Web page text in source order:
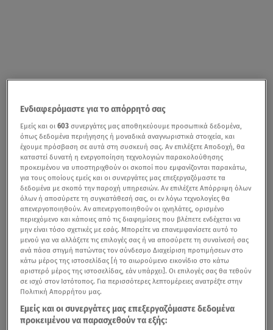
Ενδιαφερόμαστε για το απόρρητό σας
Εμείς και οι603 συνεργάτες μας αποθηκεύουμε προσωπικά δεδομένα,
όπως δεδομένα περιήγησης ή μοναδικά αναγνωριστικά στοιχεία, και
έχουμε πρόσβαση σε αυτά στη συσκευή σας. Αν επιλέξετε Αποδοχή, θα
καταστεί δυνατή η ενεργοποίηση τεχνολογιών παρακολούθησης
προκειμένου να υποστηριχθούν οι σκοποί που εμφανίζονται παρακάτω,
για τους οποίους εμείς και οι συνεργάτες μας επεξεργαζόμαστε τα
δεδομένα με σκοπό την παροχή υπηρεσιών. Αν επιλέξετε Απόρριψη όλων
όλων ή αποσύρετε τη συγκατάθεσή σας, οι εν λόγω τεχνολογίες θα
απενεργοποιηθούν. Αν απενεργοποιηθούν οι ιχνηλάτες, ορισμένο
περιεχόμενο και κάποιες από τις διαφημίσεις που βλέπετε ενδέχεται να
μην είναι τόσο σχετικές με εσάς. Μπορείτε να επανεμφανίσετε αυτό το
μενού για να αλλάξετε τις επιλογές σας ή να αποσύρετε τη συναίνεσή σας
ανά πάσα στιγμή πατώντας τον σύνδεσμο Διαχείριση προτιμήσεων στο
κάτω μέρος της ιστοσελίδας [ή το αιωρούμενο εικονίδιο στο κάτω
αριστερό μέρος της ιστοσελίδας, εάν υπάρχει]. Οι επιλογές σας θα τεθούν
σε ισχύ στον Ιστότοπος. Για περισσότερες λεπτομέρειες ανατρέξτε στην
Πολιτική Απορρήτου μας.
Εμείς και οι συνεργάτες μας επεξεργαζόμαστε δεδομένα
προκειμένου να παρασχεθούν τα εξής: